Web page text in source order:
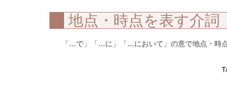
地点・時点を表す介詞
「…で」「…に」「…において」の意で地点・時点